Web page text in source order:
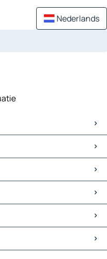
Nederlands